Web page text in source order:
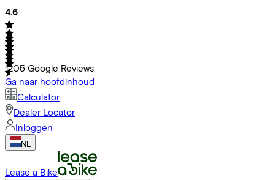
4.6
1205 Google Reviews
Ga naar hoofdinhoud
Calculator
Dealer Locator
Inloggen
NL
Lease a Bike